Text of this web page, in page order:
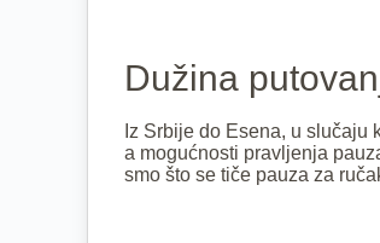
Dužina
Iz Srbije do Esena, u slučaju
a mogućnosti pravljenja
smo što se tiče pauza za